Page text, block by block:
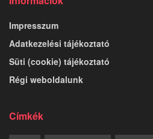
Impresszum
Adatkezelési tájékoztató
Süti (cookie) tájékoztató
Régi weboldalunk
Címkék